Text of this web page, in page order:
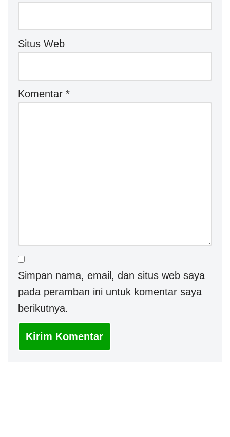
Situs Web
Komentar *
Simpan nama, email, dan situs web saya
pada peramban ini untuk komentar saya
berikutnya.